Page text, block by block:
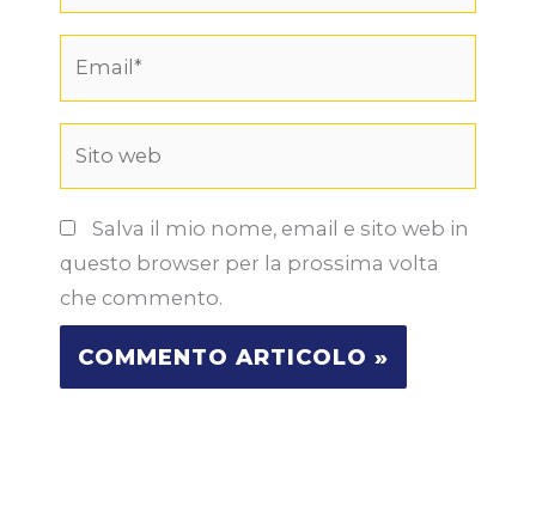
Salva il mio nome, email e sito web in
questo browser per la prossima volta
che commento.